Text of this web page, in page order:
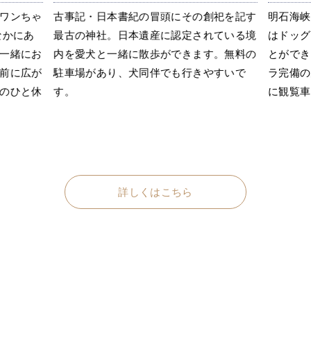
ンちゃ
にあ
緒にお
に広が
ひと休
古事記・日本書紀の冒頭にその創祀を記す
最古の神社。日本遺産に認定されている境
内を愛犬と一緒に散歩ができます。無料の
駐車場があり、犬同伴でも行きやすいで
す。
明石海
はドッ
とがで
ラ完備
に観覧
詳しくはこちら